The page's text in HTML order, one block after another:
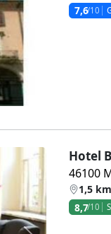
7,6/10
Hotel
46100
1,5 km
8,7/10